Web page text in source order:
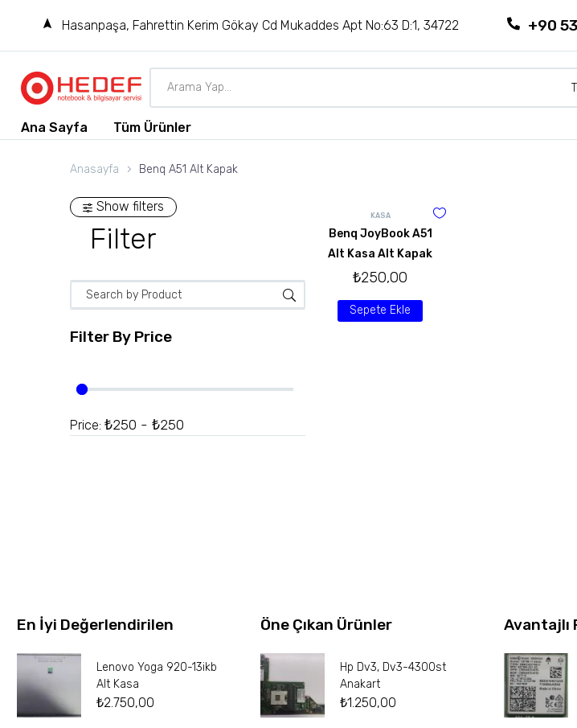
Hasanpaşa, Fahrettin Kerim Gökay Cd Mukaddes Apt No:63 D:1, 34722 +90
Ana Sayfa Tüm Ürünler
Anasayfa Benq A51 Alt Kapak
Show filters
Filter
Filter By Price
Price: ₺250 - ₺250
KASA
Benq JoyBook A51
Alt Kasa Alt Kapak
₺250,00
Sepete Ekle
En İyi Değerlendirilen
Lenovo Yoga 920-13ikb
Alt Kasa
₺2.750,00
Öne Çıkan Ürünler
Hp Dv3, Dv3-4300st
Anakart
₺1.250,00
Avantajlı